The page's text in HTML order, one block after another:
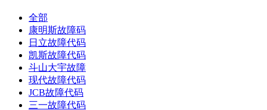
全部
康明斯故障码
日立故障代码
凯斯故障代码
斗山大宇故障
现代故障代码
JCB故障代码
三一故障代码